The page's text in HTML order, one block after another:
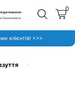
0
клієнтів! >>>